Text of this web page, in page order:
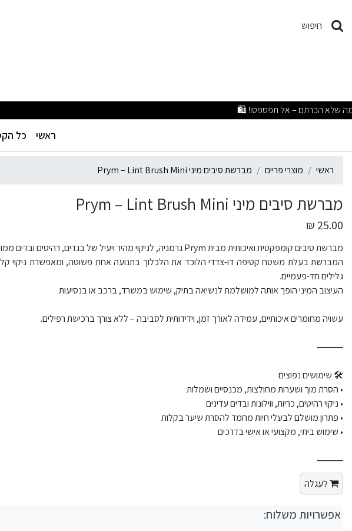
מברשת סיבים מיני Prym – Lint Brush Mini
חיפוש
ראשי
(current) כל
ראשי מוצרי פריים מברשת סיבים מיני Prym – Lint Brush Mini
מברשת סיבים מיני Prym – Lint Brush Mini
25.00 ₪
מברשת סיבים קומפקטית ואיכותית מבית Prym גרמניה, לניקוי מהיר ויעיל של בגדים, רהיטים ובדים ממוך, אבק ושערות.
המברשת בעלת משטח קטיפה דו-צדדי הלוכד את הלכלוך בתנועה אחת פשוטה, ומאפשרת ניקוי קל
גלילים חד-פעמיים.
העיצוב המיני הופך אותה למושלמת לנשיאה בתיק, שימוש במשרד, ברכב או בנסיעות.
עשויה מחומרים איכותיים, עמידה לאורך זמן, וידידותית לסביבה – ללא צורך ברכישת רפילים.
⸻
🛠 שימושים נפוצים
• הסרת מוך ושערות מחולצות, מכנסיים ושמלות
• ניקוי רהיטים, כריות, ווילונות ובדים עדינים
• פתרון מושלם לבעלי חיות מחמד להסרת שיער בקלות
• שימוש ביתי, מקצועי או אישי בדרכים
⸻
לעגלה
אפשרויות משלוח: